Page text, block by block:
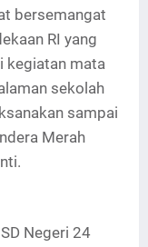
bersemangat
RI yang
kegiatan mata
sekolah
sampai
Merah
Negeri 24